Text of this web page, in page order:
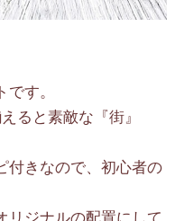
す。
ると素敵な『街』
付きなので、初心者の